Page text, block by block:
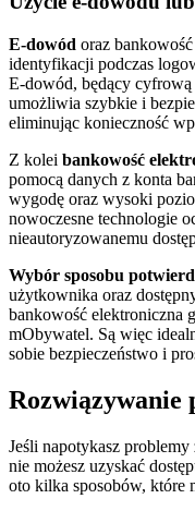
E-dowód oraz
identyfikacji podczas
E-dowód, będący cyfrową
umożliwia szybkie i
eliminując konieczność
Z kolei bankowość
pomocą danych z konta
wygodę oraz wysoki
nowoczesne technologie
nieautoryzowanemu
Wybór sposobu
użytkownika oraz
bankowość elektroniczna
mObywatel. Są więc
sobie bezpieczeństwo i
Rozwiązywanie
Jeśli napotykasz
nie możesz uzyskać
oto kilka sposobów, które